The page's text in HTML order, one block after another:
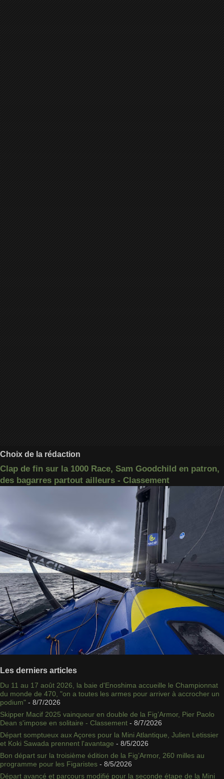
Choix de la rédaction
Clap de fin sur la 1000 Race, Sam Goodchild en patron,
des bagarres partout ailleurs - Classement
Les derniers articles
Du 11 au 17 août 2026, la baie d'Enoshima accueille le Championnat
du monde de 470, "on a toutes les armes pour arriver à accrocher un
podium" - 8/7/2026
Skipper Macif 2025 vainqueur en double de la Fig’Armor, Pier Paolo
Dean s'impose en solitaire - Classement - 8/7/2026
Départ somptueux aux Açores pour la Mini Atlantique, Julien Letissier
et Koki Sawada prennent l'avantage - 8/5/2026
Bon départ sur la troisième édition de la Fig’Armor, 260 milles au
programme pour les Figaristes - 8/5/2026
Départ avancé et parcours modifié pour la seconde étape de la Mini